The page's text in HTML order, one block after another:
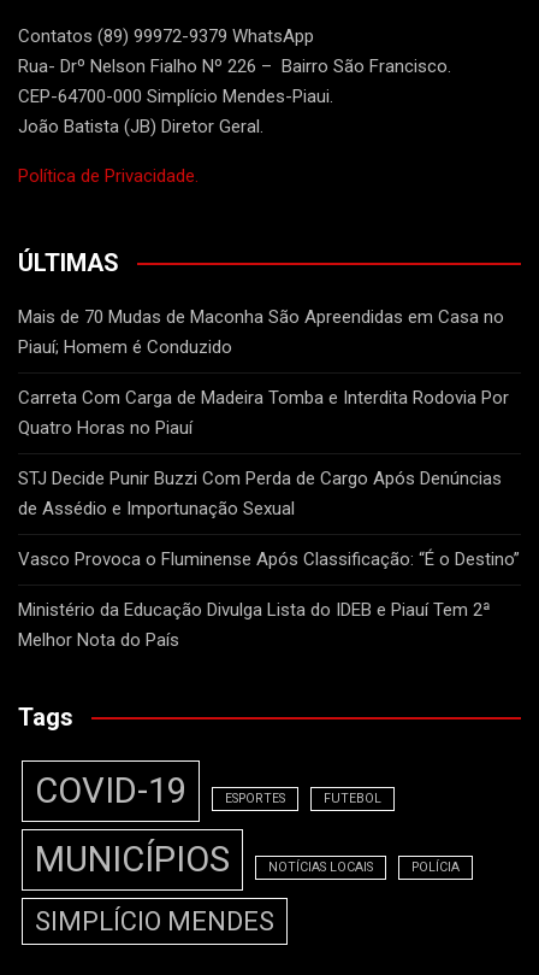
Contatos (89) 99972-9379 WhatsApp
Rua- Drº Nelson Fialho Nº 226 – Bairro São Francisco.
CEP-64700-000 Simplício Mendes-Piaui.
João Batista (JB) Diretor Geral.
Política de Privacidade.
ÚLTIMAS
Mais de 70 Mudas de Maconha São Apreendidas em Casa no
Piauí; Homem é Conduzido
Carreta Com Carga de Madeira Tomba e Interdita Rodovia Por
Quatro Horas no Piauí
STJ Decide Punir Buzzi Com Perda de Cargo Após Denúncias
de Assédio e Importunação Sexual
Vasco Provoca o Fluminense Após Classificação: “É o Destino”
Ministério da Educação Divulga Lista do IDEB e Piauí Tem 2ª
Melhor Nota do País
Tags
COVID-19 ESPORTES FUTEBOL
MUNICÍPIOS NOTÍCIAS LOCAIS POLÍCIA
SIMPLÍCIO MENDES